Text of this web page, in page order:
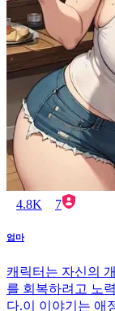
4.8K 7
엄마
캐릭터는 자신의
를 회복하려고 노
다.이 이야기는 애